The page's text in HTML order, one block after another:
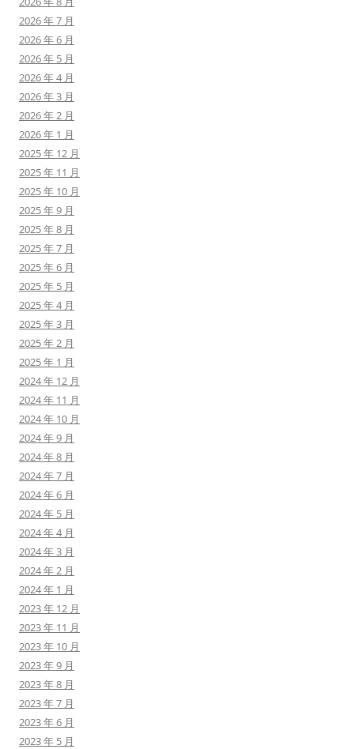
2026 年 7 月
2026 年 6 月
2026 年 5 月
2026 年 4 月
2026 年 3 月
2026 年 2 月
2026 年 1 月
2025 年 12 月
2025 年 11 月
2025 年 10 月
2025 年 9 月
2025 年 8 月
2025 年 7 月
2025 年 6 月
2025 年 5 月
2025 年 4 月
2025 年 3 月
2025 年 2 月
2025 年 1 月
2024 年 12 月
2024 年 11 月
2024 年 10 月
2024 年 9 月
2024 年 8 月
2024 年 7 月
2024 年 6 月
2024 年 5 月
2024 年 4 月
2024 年 3 月
2024 年 2 月
2024 年 1 月
2023 年 12 月
2023 年 11 月
2023 年 10 月
2023 年 9 月
2023 年 8 月
2023 年 7 月
2023 年 6 月
2023 年 5 月